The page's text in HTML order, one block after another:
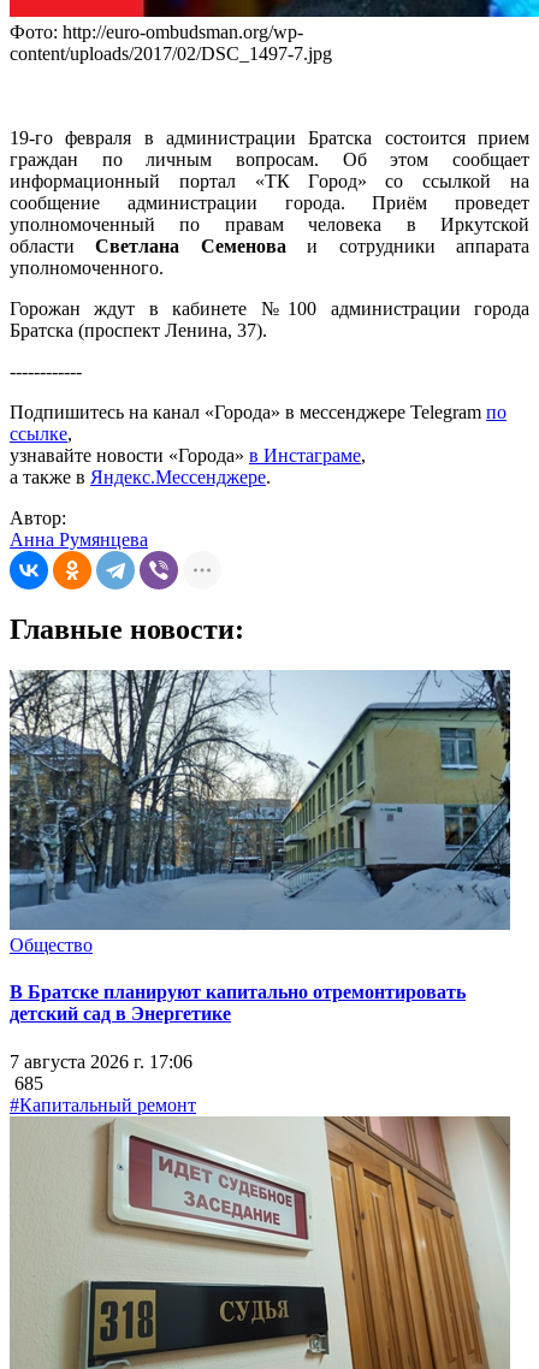
Фото: http://euro-ombudsman.org/wp-
content/uploads/2017/02/DSC_1497-7.jpg
19-го февраля в администрации Братска состоится прием
граждан по личным вопросам. Об этом сообщает
информационный портал «ТК Город» со ссылкой на
сообщение администрации города. Приём проведет
уполномоченный по правам человека в Иркутской
областиСветлана Семенова и сотрудники аппарата
уполномоченного.
Горожан ждут в кабинете №100 администрации города
Братска (проспект Ленина, 37).
------------
Подпишитесь на канал «Города» в мессенджере Telegram по
ссылке,
узнавайте новости «Города» в Инстаграме,
а также в Яндекс.Мессенджере.
Автор:
Анна Румянцева
Главные новости:
Общество
В Братске планируют капитально отремонтировать
детский сад в Энергетике
7 августа 2026 г. 17:06
685
#Капитальный ремонт